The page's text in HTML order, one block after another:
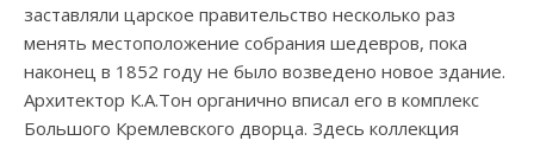
заставляли царское правительство несколько раз
менять местоположение собрания шедевров, пока
наконец в 1852 году не было возведено новое здание.
Архитектор К.А.Тон органично вписал его в комплекс
Большого Кремлевского дворца. Здесь коллекция